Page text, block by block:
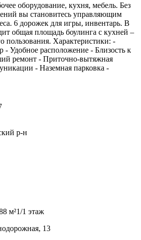
оборудование, кухня, мебель. Без
вы становитесь управляющим
6 дорожек для игры, инвентарь. В
общая площадь боулинга с кухней –
пользования. Характеристики: -
- Удобное расположение - Близость к
ремонт - Приточно-вытяжная
- Наземная парковка -
р-н
м²1/1 этаж
13